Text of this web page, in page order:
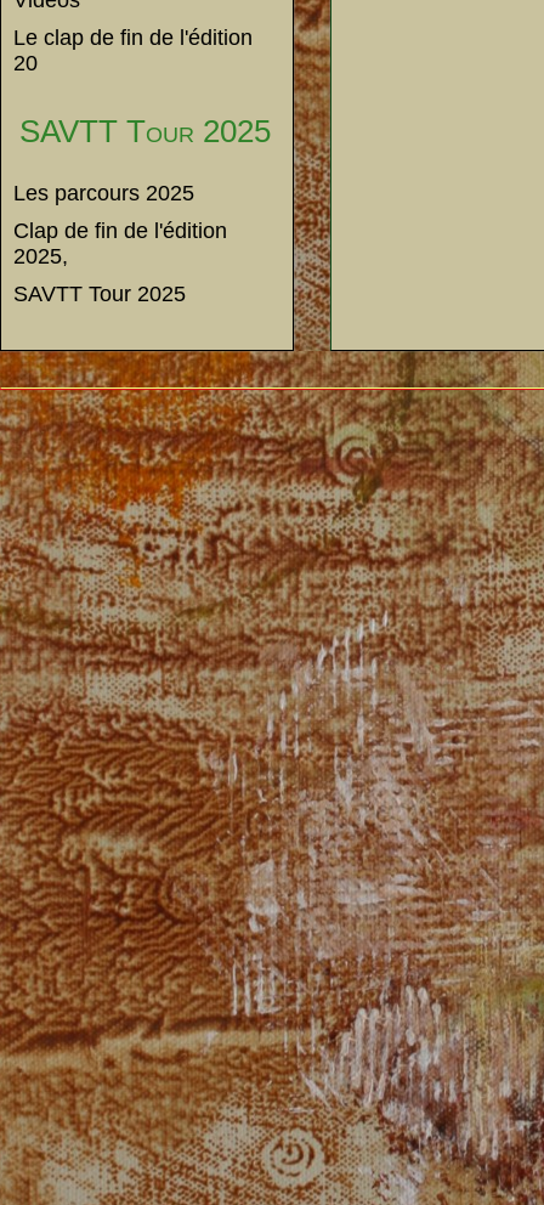
Le clap de fin de l'édition
20
SAVTT Tour 2025
Les parcours 2025
Clap de fin de l'édition
2025,
SAVTT Tour 2025